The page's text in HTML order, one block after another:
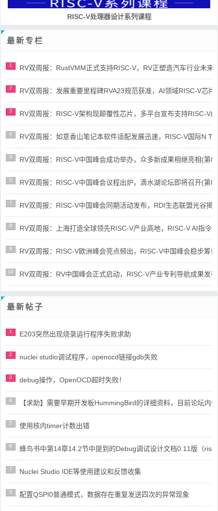
RISC-V处理器设计系列课程
最新专栏
1 RV双周报：RustVMM正式支持RISC-V，RV正塑造汽车行业未来
2 RV双周报：发展重要里程碑RVA23规范获准，AI领域RISC-V芯
3 RV双周报：RISC-V架构现颠覆性芯片，多平台宣布支持RISC-V(
4 RV双周报：如意香山笔记本软件适配发展迅速，RISC-V国际N
5 RV双周报：RISC-V中国峰会成功举办，众多新成果相继亮相(第
6 RV双周报：RISC-V中国峰会议程出炉，滴水湖论坛即将召开(第
7 RV双周报：RISC-V中国峰会同期活动发布，RDI生态联盟光谷揭
8 RV双周报：上海打造全球领先RISC-V产业高地，RISC-V AI指令
9 RV双周报：RISC-V欧洲峰会亮点频出，RISC-V中国峰会稳步筹
10 RV双周报：RV中国峰会正式启动，RISC-V产业专利导航成果发
最新帖子
1 E203突然出现烧录运行程序失败求助
2 nuclei studio调试程序，openocd链接gdb失败
3 debug操作，OpenOCD超时失败！
4 【求助】需要早期开发板HummingBird的详细资料，目前论坛内
5 使用核内timer计数出错
6 蜂鸟书中第14章14.2节中提到的Debug调试设计文档0.11版（
7 Nuclei Studio IDE等使用建议和反馈收集
8 配置QSPI0普通模式，数据存在重复发送四次的异常现象